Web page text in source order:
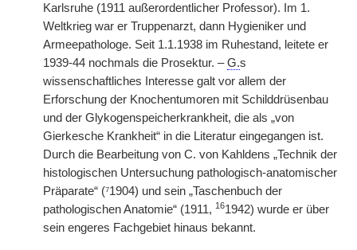
Karlsruhe (1911 außerordentlicher Professor). Im 1.
Weltkrieg war er Truppenarzt, dann Hygieniker und
Armeepathologe. Seit 1.1.1938 im Ruhestand, leitete er
1939-44 nochmals die Prosektur. –G.s
wissenschaftliches Interesse galt vor allem der
Erforschung der Knochentumoren mit Schilddrüsenbau
und der Glykogenspeicherkrankheit, die als „von
Gierkesche Krankheit“ in die Literatur eingegangen ist.
Durch die Bearbeitung von C. von Kahldens „Technik der
histologischen Untersuchung pathologisch-anatomischer
Präparate“ (⁷1904) und sein „Taschenbuch der
pathologischen Anatomie“ (1911, 161942) wurde er über
sein engeres Fachgebiet hinaus bekannt.